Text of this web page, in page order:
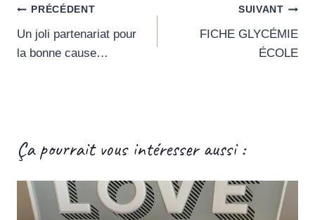
Navigation
de
PRÉCÉDENT
Un joli partenariat pour
la bonne cause…
SUIVANT
FICHE GLYCÉMIE
ÉCOLE
Ça pourrait vous intéresser aussi :